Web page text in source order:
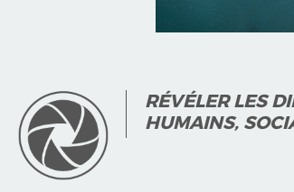
RÉVÉLER LES
HUMAINS,